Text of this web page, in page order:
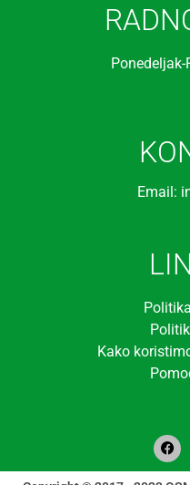
Ponedeljak-
Email:
Kako